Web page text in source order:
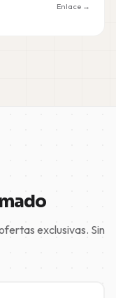
Enlace →
exclusivas. Sin